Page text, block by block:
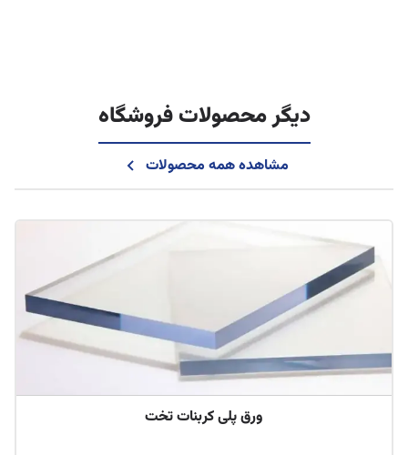
دیگر محصولات فروشگاه
مشاهده همه محصولات
ورق پلی کربنات تخت